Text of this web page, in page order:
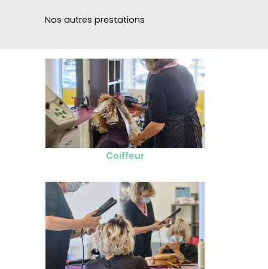
Nos autres prestations
Coiffeur